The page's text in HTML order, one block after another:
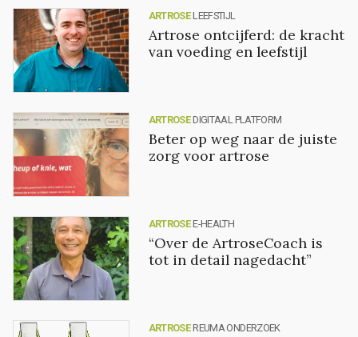
ARTROSE LEEFSTIJL
Artrose ontcijferd: de kracht
van voeding en leefstijl
ARTROSE DIGITAAL PLATFORM
Beter op weg naar de juiste
zorg voor artrose
ARTROSE E-HEALTH
“Over de ArtroseCoach is
tot in detail nagedacht”
ARTROSE REUMA ONDERZOEK